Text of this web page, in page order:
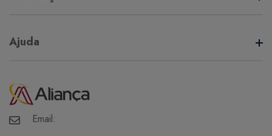
Termos de Uso
Ajuda
Minha Conta
Meus Pedidos
Meus Favoritos
Email: